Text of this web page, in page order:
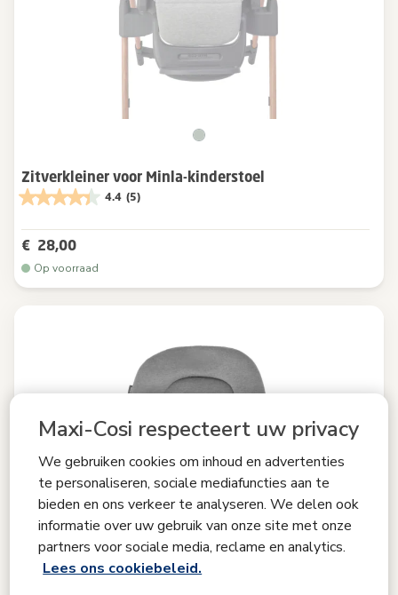
Maxi-Cosi respecteert uw privacy
We gebruiken cookies om inhoud en advertenties
te personaliseren, sociale mediafuncties aan te
bieden en ons verkeer te analyseren. We delen ook
informatie over uw gebruik van onze site met onze
partners voor sociale media, reclame en analytics.
Lees ons cookiebeleid.
Zitverkleiner voor Minla-kinderstoel
4.4 (5)
€ 28,00
Op voorraad